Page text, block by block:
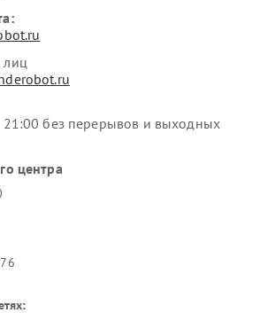
лиц
без перерывов и выходных
центра